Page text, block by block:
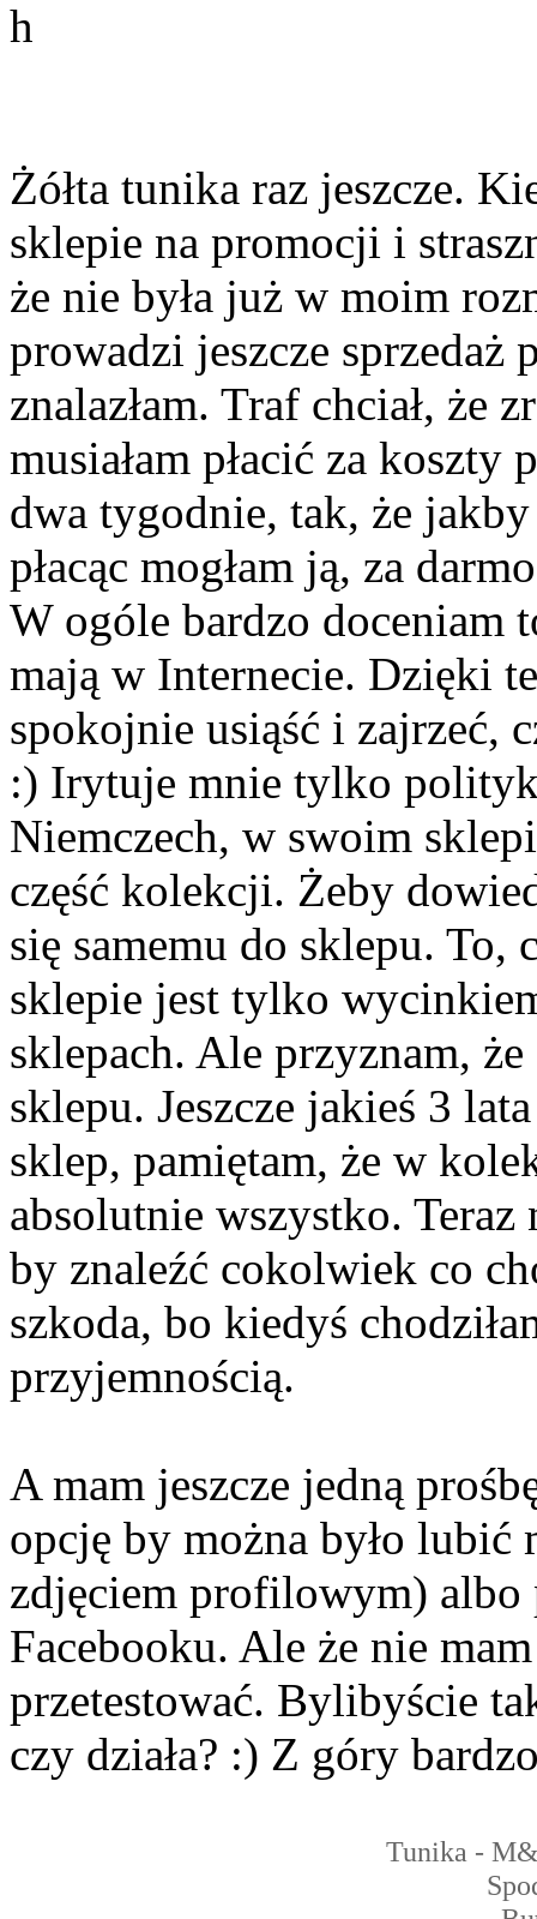
Żółta tunika raz jeszcze.
sklepie na promocji i
że nie była już w moim
prowadzi jeszcze
znalazłam. Traf chciał, że
musiałam płacić za koszty
dwa tygodnie, tak, że
płacąc mogłam ją, za
W ogóle bardzo doceniam
mają w Internecie. Dzięki
spokojnie usiąść i zajrzeć,
:) Irytuje mnie tylko
Niemczech, w swoim
część kolekcji. Żeby
się samemu do sklepu.
sklepie jest tylko
sklepach. Ale przyznam,
sklepu. Jeszcze jakieś 3
sklep, pamiętam, że w
absolutnie wszystko. Teraz
by znaleźć cokolwiek co
szkoda, bo kiedyś
przyjemnością.
A mam jeszcze jedną
opcję by można było
zdjęciem profilowym) albo
Facebooku. Ale że nie
przetestować. Bylibyście
czy działa? :) Z góry
Tunika -